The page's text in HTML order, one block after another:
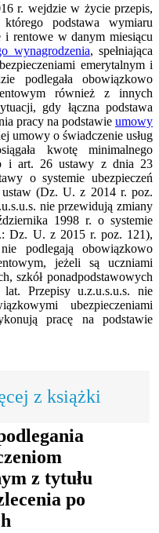
r. wejdzie w życie przepis,
podstawa wymiaru
i rentowe w danym miesiącu
wynagrodzenia, spełniająca
emerytalnym i
podlegała obowiązkowo
również z innych
gdy łączna podstawa
pracy na podstawie umowy
umowy o świadczenie usług
kwotę minimalnego
i art. 26 ustawy z dnia 23
o systemie ubezpieczeń
ustaw (Dz. U. z 2014 r. poz.
nie przewidują zmiany
1998 r. o systemie
Dz. U. z 2015 r. poz. 121),
podlegają obowiązkowo
jeżeli są uczniami
szkół ponadpodstawowych
Przepisy u.z.u.s.u.s. nie
ubezpieczeniami
pracę na podstawie
z książki
z tytułu
po